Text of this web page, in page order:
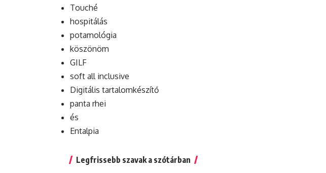
Touché
hospitálás
potamológia
köszönöm
GILF
soft all inclusive
Digitális tartalomkészítő
panta rhei
és
Entalpia
Legfrissebb szavak a szótárban